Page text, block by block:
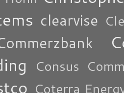
clearvise
Consus
Coterra